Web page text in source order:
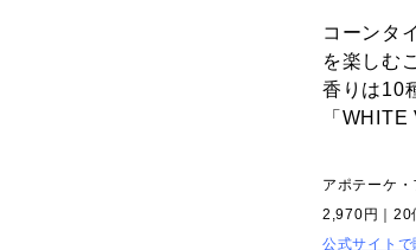
コーンタ
を楽しむ
香りは10
「
アポテーケ
2,970円｜20
公式サイト